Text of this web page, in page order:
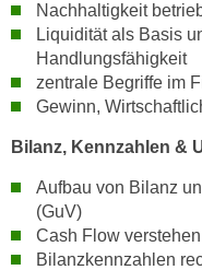
Nachhaltigkeit
Liquidität als Basis
Handlungsfähigkeit
zentrale Begriffe im
Gewinn,
Bilanz, Kennzahlen &
Aufbau von Bilanz
(GuV)
Cash Flow verstehen
Bilanzkennzahlen
,
v
r
e
e
n
z
w
s
c
h
n
U